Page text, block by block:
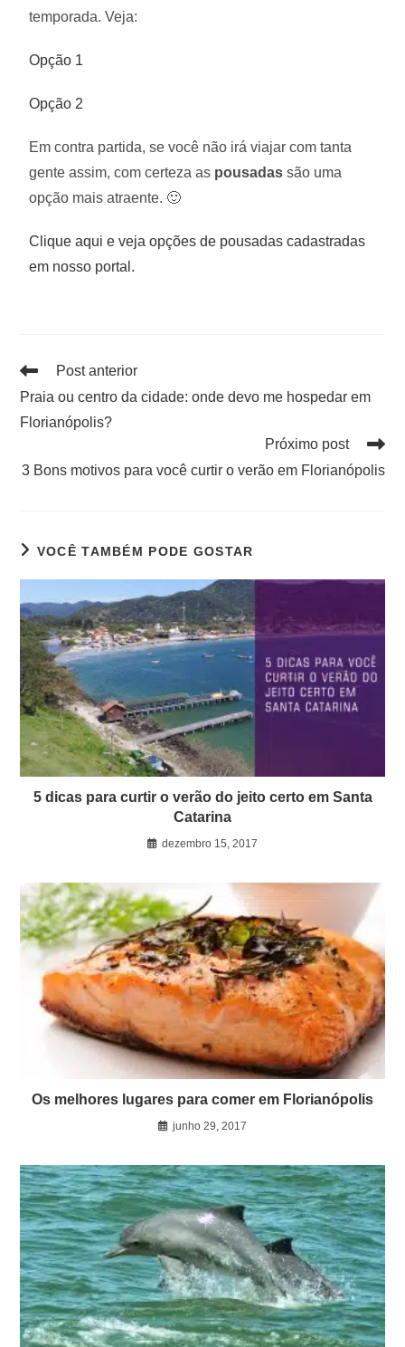
temporada. Veja:
Opção 1
Opção 2
Em contra partida, se você não irá viajar com tanta
gente assim, com certeza as pousadas são uma
opção mais atraente. 🙂
Clique aqui e veja opções de pousadas cadastradas
em nosso portal.
Post anterior
Praia ou centro da cidade: onde devo me hospedar em
Florianópolis?
Próximo post
3 Bons motivos para você curtir o verão em Florianópolis
VOCÊ TAMBÉM PODE GOSTAR
5 dicas para curtir o verão do jeito certo em Santa
Catarina
dezembro 15, 2017
Os melhores lugares para comer em Florianópolis
junho 29, 2017